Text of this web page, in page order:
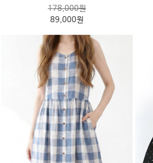
178,000원
89,000원